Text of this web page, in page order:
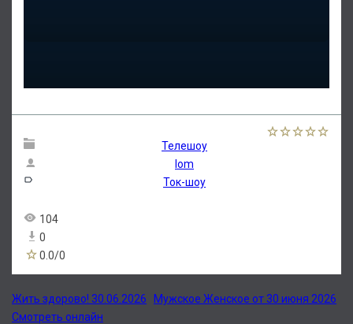
Телешоу
lom
Ток-шоу
104
0
0.0/0
Жить здорово! 30.06.2026
Мужское Женское от 30 июня 2026
Смотреть онлайн